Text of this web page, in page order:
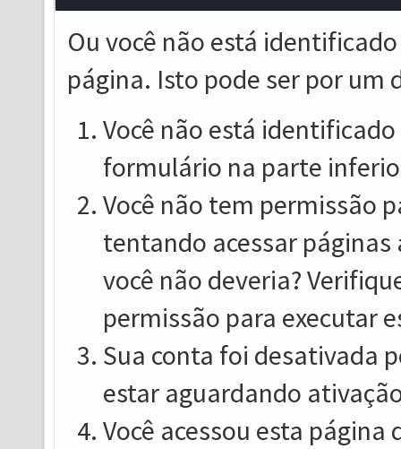
Ou você não está
página. Isto pode ser por um
Você não está
formulário na parte
Você não tem permissão
tentando acessar
você não deveria?
permissão para executar
Sua conta foi desativada
estar aguardando
Você acessou esta